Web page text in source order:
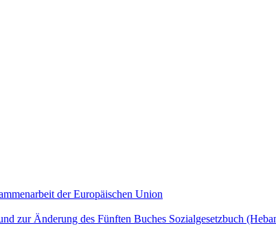
der Europäischen Union
zur Änderung des Fünften Buches Sozialgesetzbuch